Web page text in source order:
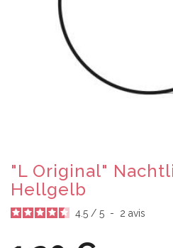
"L Original"
Hellgelb
4.5 / 5 - 2 avis